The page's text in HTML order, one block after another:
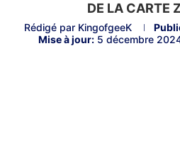
DE LA CARTE
Rédigé par KingofgeeK
Mise à jour: 5 décembre